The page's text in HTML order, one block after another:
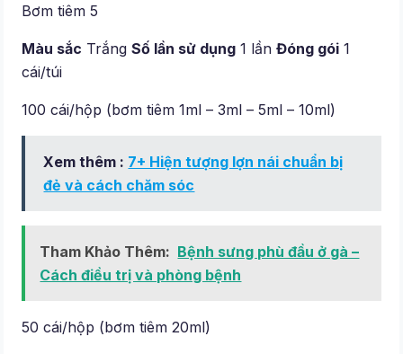
Bơm tiêm 5
Màu sắc TrắngSố lần sử dụng 1 lầnĐóng gói 1
cái/túi
100 cái/hộp (bơm tiêm 1ml – 3ml – 5ml – 10ml)
Xem thêm : 7+ Hiện tượng lợn nái chuẩn bị
đẻ và cách chăm sóc
Tham Khảo Thêm: Bệnh sưng phù đầu ở gà –
Cách điều trị và phòng bệnh
50 cái/hộp (bơm tiêm 20ml)